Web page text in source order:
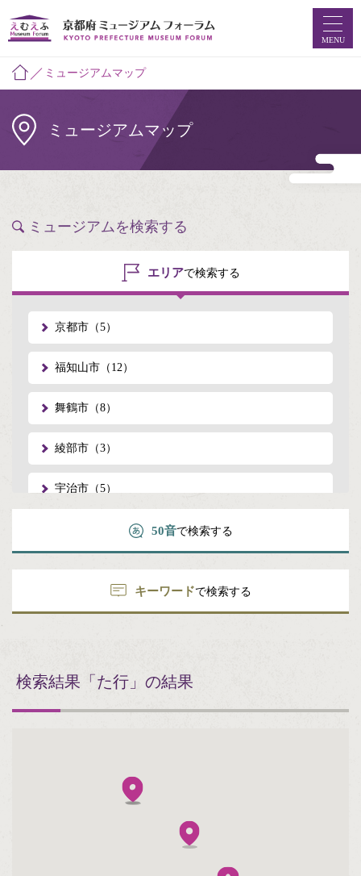
ミュージアムマップ
つなプロ
MENU
ミュージアムマップ
ミュージアムマップ
ミュージアムを検索する
エリアで検索する
京都市（5）
福知山市（12）
舞鶴市（8）
綾部市（3）
宇治市（5）
亀岡市（3）
城陽市（2）
長岡京市（1）
50音で検索する
キーワードで検索する
検索結果 「た行」の結果